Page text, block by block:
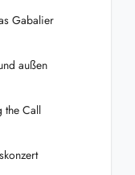
Gabalier
außen
the Call